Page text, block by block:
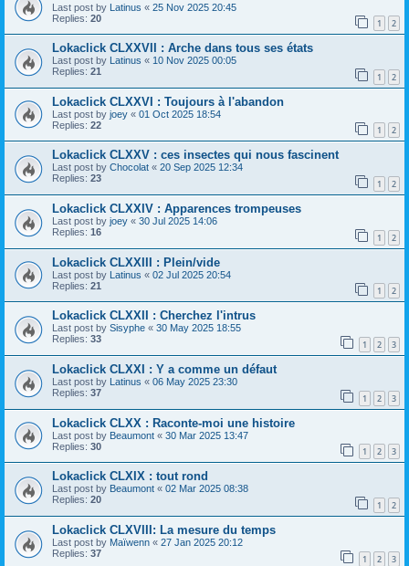
Last post by Latinus « 25 Nov 2025 20:45
Replies: 20 1 2
Lokaclick CLXXVII : Arche dans tous ses états
Last post by Latinus « 10 Nov 2025 00:05
Replies: 21 1 2
Lokaclick CLXXVI : Toujours à l'abandon
Last post by joey « 01 Oct 2025 18:54
Replies: 22 1 2
Lokaclick CLXXV : ces insectes qui nous fascinent
Last post by Chocolat « 20 Sep 2025 12:34
Replies: 23 1 2
Lokaclick CLXXIV : Apparences trompeuses
Last post by joey « 30 Jul 2025 14:06
Replies: 16 1 2
Lokaclick CLXXIII : Plein/vide
Last post by Latinus « 02 Jul 2025 20:54
Replies: 21 1 2
Lokaclick CLXXII : Cherchez l'intrus
Last post by Sisyphe « 30 May 2025 18:55
Replies: 33 1 2 3
Lokaclick CLXXI : Y a comme un défaut
Last post by Latinus « 06 May 2025 23:30
Replies: 37 1 2 3
Lokaclick CLXX : Raconte-moi une histoire
Last post by Beaumont « 30 Mar 2025 13:47
Replies: 30 1 2 3
Lokaclick CLXIX : tout rond
Last post by Beaumont « 02 Mar 2025 08:38
Replies: 20 1 2
Lokaclick CLXVIII: La mesure du temps
Last post by Maïwenn « 27 Jan 2025 20:12
Replies: 37 1 2 3